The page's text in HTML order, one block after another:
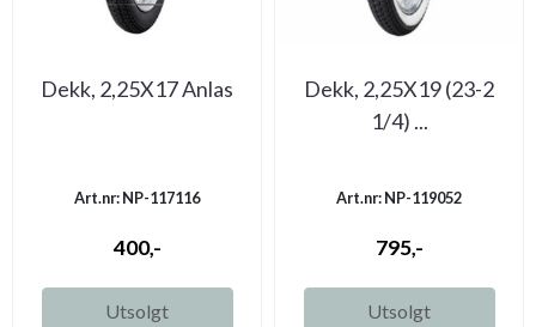
Dekk, 2,25X17 Anlas
Art.nr: NP-117116
400,-
Utsolgt
Dekk, 2,25X19 (23-2
1/4) ...
Art.nr: NP-119052
795,-
Utsolgt